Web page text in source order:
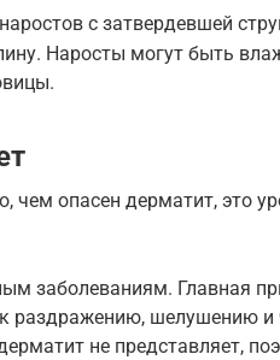
с затвердевшей
Наросты могут быть
чем опасен дерматит, это
заболеваниям. Главная
раздражению, шелушению и
не представляет,